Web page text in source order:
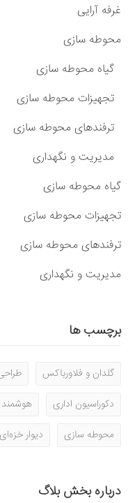
غرفه آرایی
محوطه سازی
گیاه محوطه سازی
تجهیزات محوطه سازی
ترفندهای محوطه سازی
مدیریت و نگهداری
گیاه محوطه سازی
تجهیزات محوطه سازی
ترفندهای محوطه سازی
مدیریت و نگهداری
برچسب ها
گلدان و فلاورباکس
دکوراسیون اداری
محوطه سازی
دیوار خزه‌ای
درباره بخش بلاگ